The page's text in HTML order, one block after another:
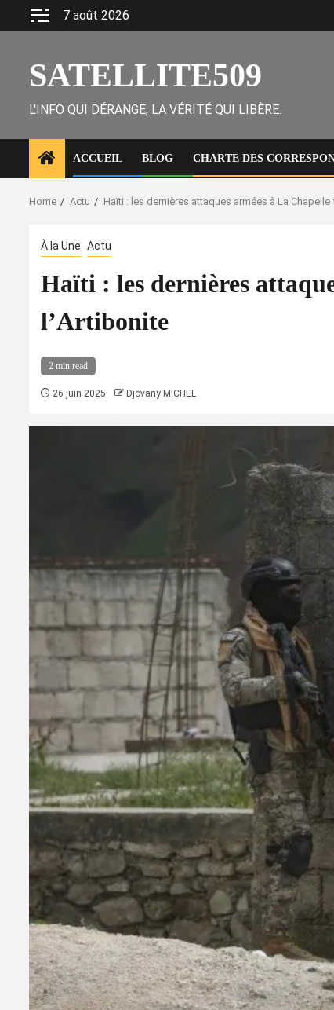
7 août 2026
SATELLITE509
L'INFO QUI DÉRANGE, LA VÉRITÉ QUI LIBÈRE.
ACCUEIL BLOG CHARTE DES
Home Actu Haïti : les dernières attaques armées à La
À la Une Actu
Haïti : les dernières
l’Artibonite
2 min read
26 juin 2025 Djovany MICHEL